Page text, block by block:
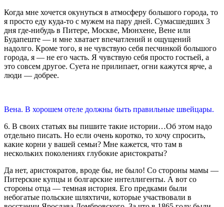
Когда мне хочется окунуться в атмосферу большого города, то
я просто еду куда-то с мужем на пару дней. Сумасшедших 3
дня где-нибудь в Питере, Москве, Мюнхене, Вене или
Будапеште — и мне хватает впечатлений и ощущений
надолго. Кроме того, я не чувствую себя песчинкой большого
города, я — не его часть. Я чувствую себя просто гостьей, а
это совсем другое. Суета не прилипает, огни кажутся ярче, а
люди — добрее.
Вена. В хорошем отеле должны быть правильные швейцары.
6. В своих статьях вы пишите такие истории…Об этом надо
отдельно писать. Но если очень коротко, то хочу спросить,
какие корни у вашей семьи? Мне кажется, что там в
нескольких поколениях глубокие аристократы?
Да нет, аристократов, вроде бы, не было! Со стороны мамы —
Питерские купцы и болгарские интеллигенты. А вот со
стороны отца — темная история. Его предками были
небогатые польские шляхтичи, которые участвовали в